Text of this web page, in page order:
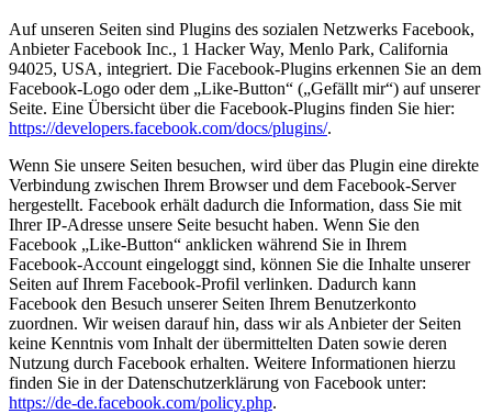
Auf unseren Seiten sind Plugins des sozialen Netzwerks Facebook,
Anbieter Facebook Inc., 1 Hacker Way, Menlo Park, California
94025, USA, integriert. Die Facebook-Plugins erkennen Sie an dem
Facebook-Logo oder dem „Like-Button“ („Gefällt mir“) auf unserer
Seite. Eine Übersicht über die Facebook-Plugins finden Sie hier:
https://developers.facebook.com/docs/plugins/.
Wenn Sie unsere Seiten besuchen, wird über das Plugin eine direkte
Verbindung zwischen Ihrem Browser und dem Facebook-Server
hergestellt. Facebook erhält dadurch die Information, dass Sie mit
Ihrer IP-Adresse unsere Seite besucht haben. Wenn Sie den
Facebook „Like-Button“ anklicken während Sie in Ihrem
Facebook-Account eingeloggt sind, können Sie die Inhalte unserer
Seiten auf Ihrem Facebook-Profil verlinken. Dadurch kann
Facebook den Besuch unserer Seiten Ihrem Benutzerkonto
zuordnen. Wir weisen darauf hin, dass wir als Anbieter der Seiten
keine Kenntnis vom Inhalt der übermittelten Daten sowie deren
Nutzung durch Facebook erhalten. Weitere Informationen hierzu
finden Sie in der Datenschutzerklärung von Facebook unter:
https://de-de.facebook.com/policy.php.